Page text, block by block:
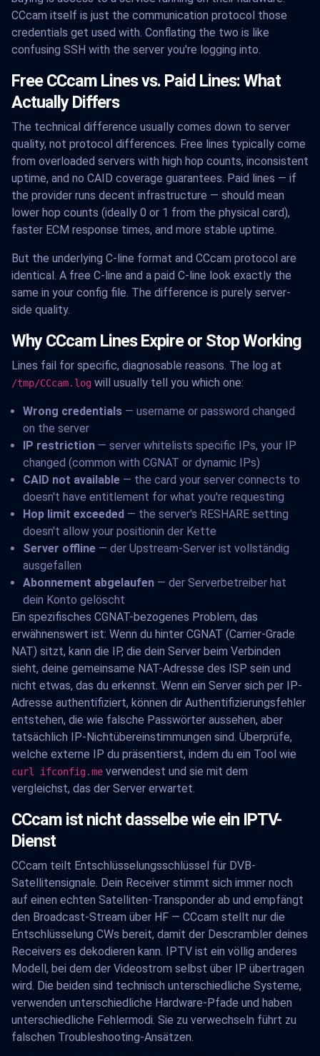
CCcam itself is just the communication protocol those
credentials get used with. Conflating the two is like
confusing SSH with the server you're logging into.
Free CCcam Lines vs. Paid Lines: What
Actually Differs
The technical difference usually comes down to server
quality, not protocol differences. Free lines typically come
from overloaded servers with high hop counts, inconsistent
uptime, and no CAID coverage guarantees. Paid lines — if
the provider runs decent infrastructure — should mean
lower hop counts (ideally 0 or 1 from the physical card),
faster ECM response times, and more stable uptime.
But the underlying C-line format and CCcam protocol are
identical. A free C-line and a paid C-line look exactly the
same in your config file. The difference is purely server-
side quality.
Why CCcam Lines Expire or Stop Working
Lines fail for specific, diagnosable reasons. The log at
/tmp/CCcam.log will usually tell you which one:
Wrong credentials — username or password changed
on the server
IP restriction — server whitelists specific IPs, your IP
changed (common with CGNAT or dynamic IPs)
CAID not available — the card your server connects to
doesn't have entitlement for what you're requesting
Hop limit exceeded — the server's RESHARE setting
doesn't allow your positionin der Kette
Server offline — der Upstream-Server ist vollständig
ausgefallen
Abonnement abgelaufen — der Serverbetreiber hat
dein Konto gelöscht
Ein spezifisches CGNAT-bezogenes Problem, das
erwähnenswert ist: Wenn du hinter CGNAT (Carrier-Grade
NAT) sitzt, kann die IP, die dein Server beim Verbinden
sieht, deine gemeinsame NAT-Adresse des ISP sein und
nicht etwas, das du erkennst. Wenn ein Server sich per IP-
Adresse authentifiziert, können dir Authentifizierungsfehler
entstehen, die wie falsche Passwörter aussehen, aber
tatsächlich IP-Nichtübereinstimmungen sind. Überprüfe,
welche externe IP du präsentierst, indem du ein Tool wie
curl ifconfig.me verwendest und sie mit dem
vergleichst, das der Server erwartet.
CCcam ist nicht dasselbe wie ein IPTV-
Dienst
CCcam teilt Entschlüsselungsschlüssel für DVB-
Satellitensignale. Dein Receiver stimmt sich immer noch
auf einen echten Satelliten-Transponder ab und empfängt
den Broadcast-Stream über HF — CCcam stellt nur die
Entschlüsselung CWs bereit, damit der Descrambler deines
Receivers es dekodieren kann. IPTV ist ein völlig anderes
Modell, bei dem der Videostrom selbst über IP übertragen
wird. Die beiden sind technisch unterschiedliche Systeme,
verwenden unterschiedliche Hardware-Pfade und haben
unterschiedliche Fehlermodi. Sie zu verwechseln führt zu
falschen Troubleshooting-Ansätzen.